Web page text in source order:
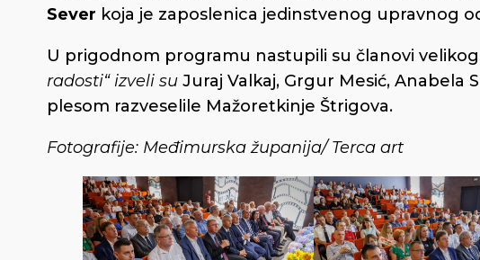
Sever koja je zaposlenica jedinstvenog upravnog
U prigodnom programu nastupili su članovi
radosti“ izveli su Juraj Valkaj, Grgur Mesić, Anabela
plesom razveselile Mažoretkinje Štrigova.
Fotografije: Međimurska županija/ Terca art